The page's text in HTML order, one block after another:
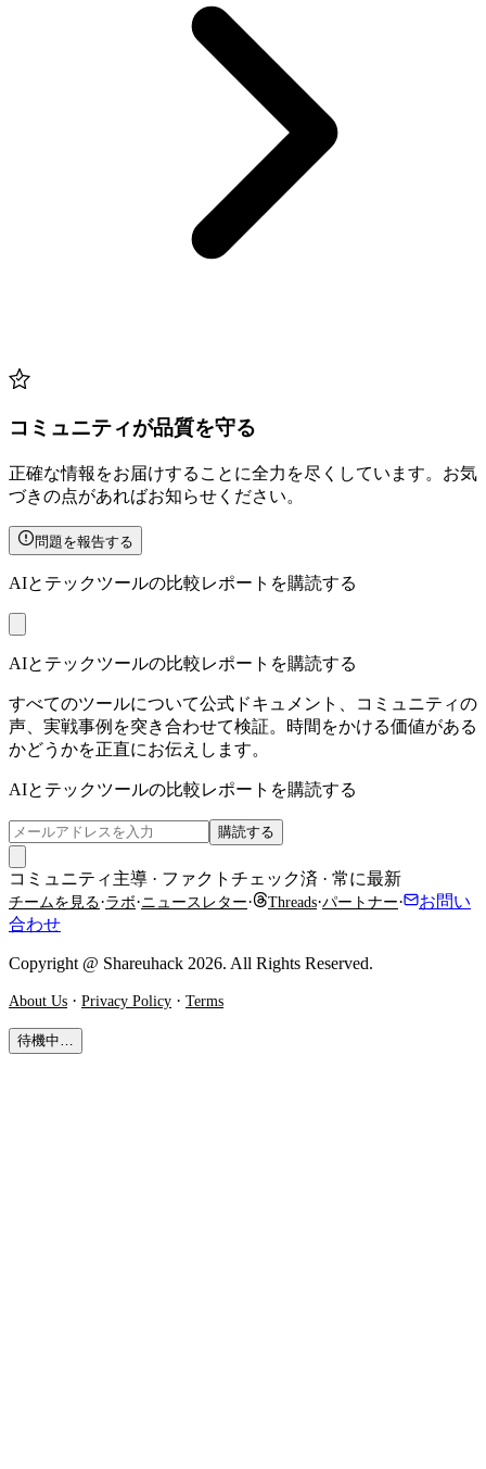
コミュニティが品質を守る
正確な情報をお届けすることに全力を尽くしています。お気
づきの点があればお知らせください。
問題を報告する
AIとテックツールの比較レポートを購読する
AIとテックツールの比較レポートを購読する
すべてのツールについて公式ドキュメント、コミュニティの
声、実戦事例を突き合わせて検証。時間をかける価値がある
かどうかを正直にお伝えします。
AIとテックツールの比較レポートを購読する
購読する
コミュニティ主導 · ファクトチェック済 · 常に最新
チームを見る·ラボ·ニュースレター· Threads·パートナー·
お問い
合わせ
Copyright @ Shareuhack 2026. All Rights Reserved.
About Us · Privacy Policy · Terms
待機中…